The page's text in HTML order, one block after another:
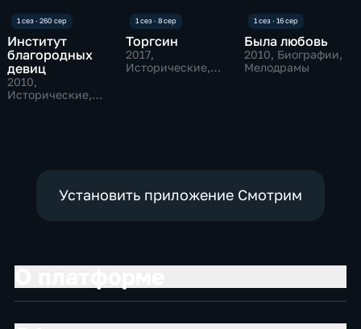
Институт
благородных
девиц
2010,
Исторические,
Торгсин
2017,
Исторические,
Была любовь
2010, Биографии,
Мелодрамы
Установить приложение Смотрим